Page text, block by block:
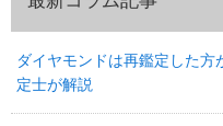
ダイヤモンドは再鑑定した
定士が解説